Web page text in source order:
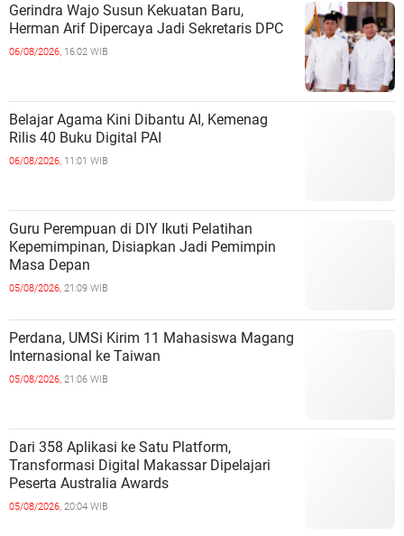
Gerindra Wajo Susun Kekuatan Baru,
Herman Arif Dipercaya Jadi Sekretaris DPC
06/08/2026, 16:02 WIB
Belajar Agama Kini Dibantu AI, Kemenag
Rilis 40 Buku Digital PAI
06/08/2026, 11:01 WIB
Guru Perempuan di DIY Ikuti Pelatihan
Kepemimpinan, Disiapkan Jadi Pemimpin
Masa Depan
05/08/2026, 21:09 WIB
Perdana, UMSi Kirim 11 Mahasiswa Magang
Internasional ke Taiwan
05/08/2026, 21:06 WIB
Dari 358 Aplikasi ke Satu Platform,
Transformasi Digital Makassar Dipelajari
Peserta Australia Awards
05/08/2026, 20:04 WIB